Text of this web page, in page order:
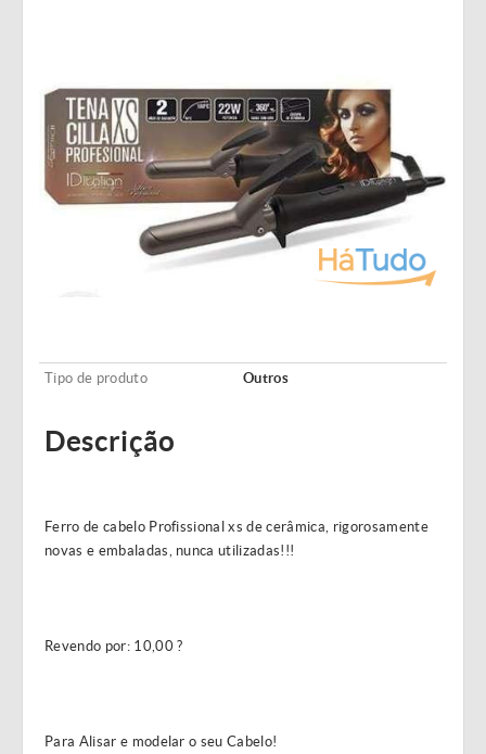
Tipo de produto Outros
Descrição
Ferro de cabelo Profissional xs de cerâmica, rigorosamente
novas e embaladas, nunca utilizadas!!!
Revendo por: 10,00 ?
Para Alisar e modelar o seu Cabelo!